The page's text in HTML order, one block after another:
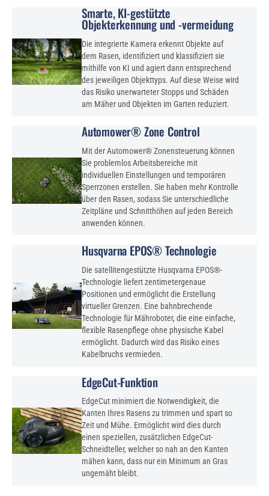
Smarte, KI-gestützte
Objekterkennung und -vermeidung
Die integrierte Kamera erkennt Objekte auf
dem Rasen, identifiziert und klassifiziert sie
mithilfe von KI und agiert dann entsprechend
des jeweiligen Objekttyps. Auf diese Weise wird
das Risiko unerwarteter Stopps und Schäden
am Mäher und Objekten im Garten reduziert.
Automower® Zone Control
Mit der Automower® Zonensteuerung können
Sie problemlos Arbeitsbereiche mit
individuellen Einstellungen und temporären
Sperrzonen erstellen. Sie haben mehr Kontrolle
über den Rasen, sodass Sie unterschiedliche
Zeitpläne und Schnitthöhen auf jeden Bereich
anwenden können.
Husqvarna EPOS® Technologie
Die satellitengestützte Husqvarna EPOS®-
Technologie liefert zentimetergenaue
Positionen und ermöglicht die Erstellung
virtueller Grenzen. Eine bahnbrechende
Technologie für Mähroboter, die eine einfache,
flexible Rasenpflege ohne physische Kabel
ermöglicht. Dadurch wird das Risiko eines
Kabelbruchs vermieden.
EdgeCut-Funktion
EdgeCut minimiert die Notwendigkeit, die
Kanten Ihres Rasens zu trimmen und spart so
Zeit und Mühe. Ermöglicht wird dies durch
einen speziellen, zusätzlichen EdgeCut-
Schneidteller, welcher so nah an den Kanten
mähen kann, dass nur ein Minimum an Gras
ungemäht bleibt.